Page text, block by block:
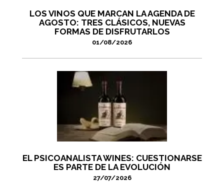
LOS VINOS QUE MARCAN LA AGENDA DE
AGOSTO: TRES CLÁSICOS, NUEVAS
FORMAS DE DISFRUTARLOS
01/08/2026
EL PSICOANALISTA WINES: CUESTIONARSE
ES PARTE DE LA EVOLUCIÓN
27/07/2026